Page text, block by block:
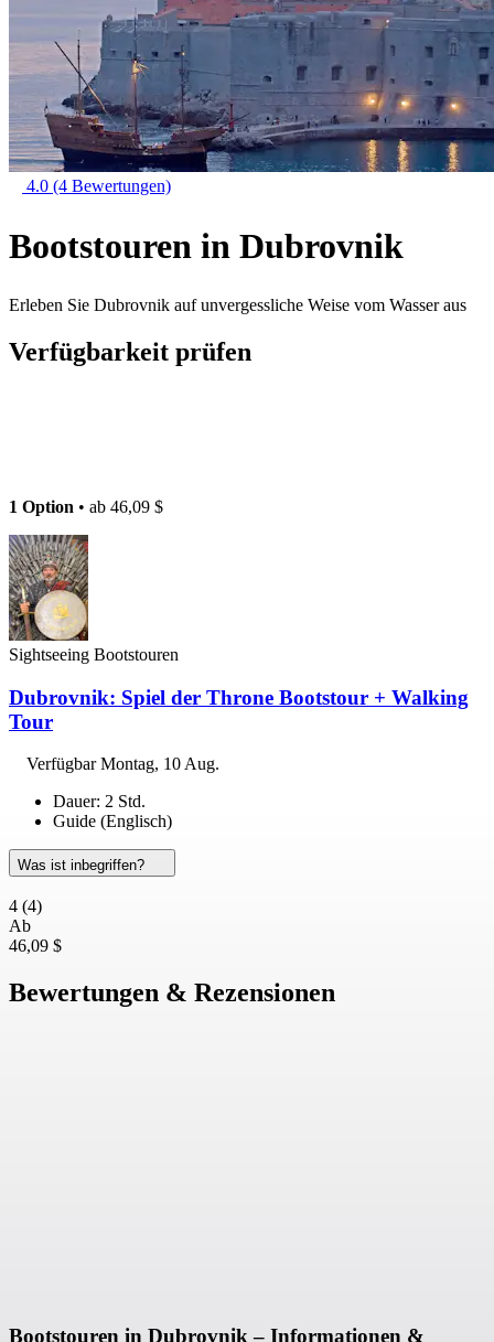
4.0 (4 Bewertungen)
Bootstouren in Dubrovnik
Erleben Sie Dubrovnik auf unvergessliche Weise vom Wasser aus
Verfügbarkeit prüfen
1 Option • ab 46,09 $
Sightseeing Bootstouren
Dubrovnik: Spiel der Throne Bootstour + Walking
Tour
VerfügbarMontag, 10 Aug.
Dauer: 2 Std.
Guide (Englisch)
Was ist inbegriffen?
4 (4)
Ab
46,09 $
Bewertungen & Rezensionen
Bootstouren in Dubrovnik – Informationen &